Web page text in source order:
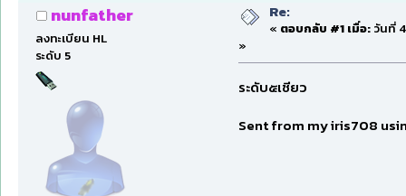
nunfather
ลงทะเบียน HL
ระดับ 5
Re:
« ตอบกลับ #1 เมื่อ:วันที่ 4
»
ระดับ๕เชียว
Sent from my iris708